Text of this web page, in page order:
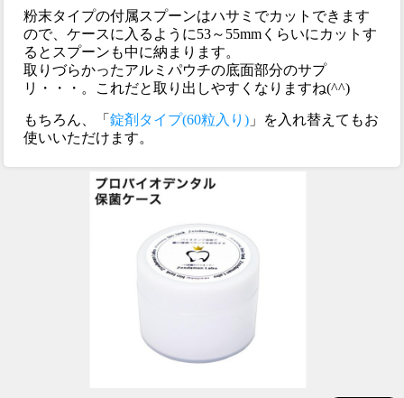
粉末タイプの付属スプーンはハサミでカットできます
ので、ケースに入るように53～55mmくらいにカットす
るとスプーンも中に納まります。
取りづらかったアルミパウチの底面部分のサプ
リ・・・。これだと取り出しやすくなりますね(^^)
もちろん、「錠剤タイプ(60粒入り) 」を入れ替えてもお
使いいただけます。